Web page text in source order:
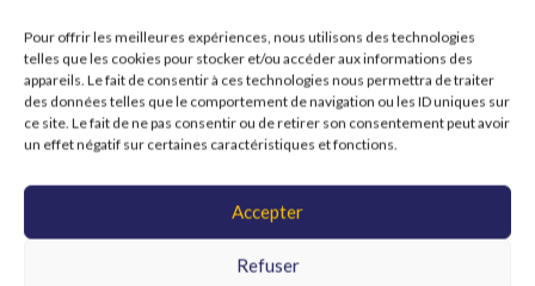
Pour offrir les meilleures expériences, nous utilisons des technologies
telles que les cookies pour stocker et/ou accéder aux informations des
appareils. Le fait de consentir à ces technologies nous permettra de traiter
des données telles que le comportement de navigation ou les ID uniques sur
ce site. Le fait de ne pas consentir ou de retirer son consentement peut avoir
un effet négatif sur certaines caractéristiques et fonctions.
Accepter
Refuser
rouille
font
durablement
chromes